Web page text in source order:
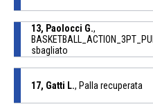
13, Paolocci G.,
sbagliato
17, Gatti L., Palla recuperata